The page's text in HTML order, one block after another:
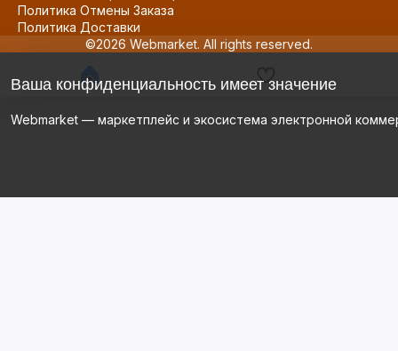
Политика Отмены Заказа
Политика Доставки
©2026 Webmarket. All rights reserved.
Ваша конфиденциальность имеет значение
Webmarket — маркетплейс и экосистема электронной